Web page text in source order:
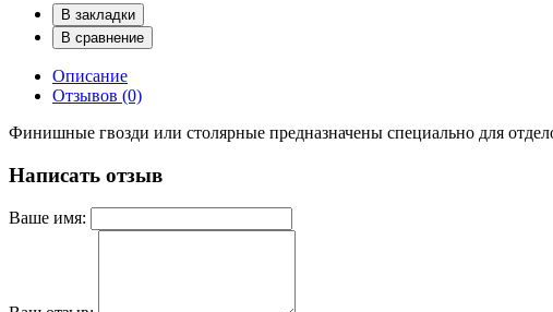
В закладки
В сравнение
Описание
Отзывов (0)
Финишные гвозди или столярные предназначены специально для
Написать отзыв
Ваше имя: